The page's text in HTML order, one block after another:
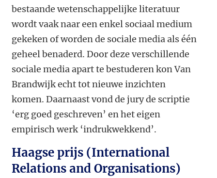
bestaande wetenschappelijke literatuur
wordt vaak naar een enkel sociaal medium
gekeken of worden de sociale media als één
geheel benaderd. Door deze verschillende
sociale media apart te bestuderen kon Van
Brandwijk echt tot nieuwe inzichten
komen. Daarnaast vond de jury de scriptie
‘erg goed geschreven’ en het eigen
empirisch werk ‘indrukwekkend’.
Haagse prijs (International
Relations and Organisations)